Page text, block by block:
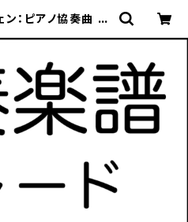
：ピアノ協奏曲 第
ーエムワークス・オ